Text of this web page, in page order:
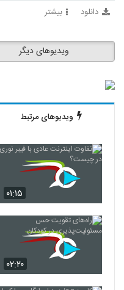
دانلود بیشتر
ویدیوهای دیگر
ویدیوهای مرتبط
۰۱:۱۵
۰۲:۲۰